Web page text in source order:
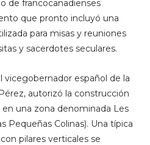
de francocanadienses
que pronto incluyó una
para misas y reuniones
y sacerdotes seculares.
vicegobernador español de la
autorizó la construcción
una zona denominada Les
Pequeñas Colinas). Una típica
pilares verticales se